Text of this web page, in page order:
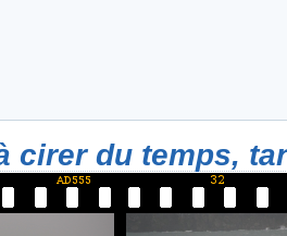
cirer du temps,